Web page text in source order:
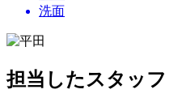
洗面
担当したスタッフ